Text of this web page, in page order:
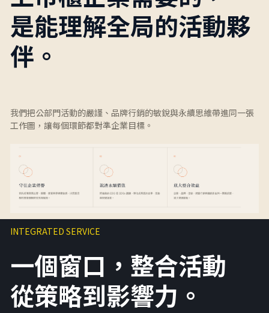
是能理解全局的活動夥
伴。
我們把公部門活動的嚴謹、品牌行銷的敏銳與永續思維帶進同一張
工作圖，讓每個環節都對準企業目標。
INTEGRATED SERVICE
一個窗口，整合活動
從策略到影響力。